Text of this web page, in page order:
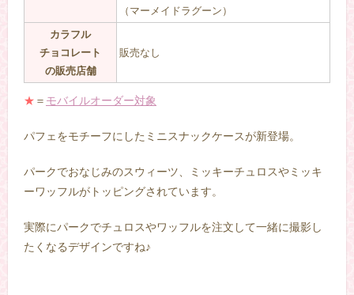
（マーメイドラグーン）
カラフル
チョコレート
の販売店舗
販売なし
★ ＝ モバイルオーダー対象
パフェをモチーフにしたミニスナックケースが新登場。
パークでおなじみのスウィーツ、ミッキーチュロスやミッキ
ーワッフルがトッピングされています。
実際にパークでチュロスやワッフルを注文して一緒に撮影し
たくなるデザインですね♪